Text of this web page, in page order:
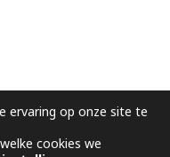
ervaring op onze site te
cookies we